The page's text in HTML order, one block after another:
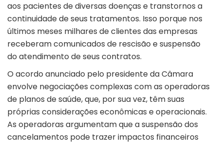
aos pacientes de diversas doenças e transtornos a
continuidade de seus tratamentos. Isso porque nos
últimos meses milhares de clientes das empresas
receberam comunicados de rescisão e suspensão
do atendimento de seus contratos.
O acordo anunciado pelo presidente da Câmara
envolve negociações complexas com as operadoras
de planos de saúde, que, por sua vez, têm suas
próprias considerações econômicas e operacionais.
As operadoras argumentam que a suspensão dos
cancelamentos pode trazer impactos financeiros